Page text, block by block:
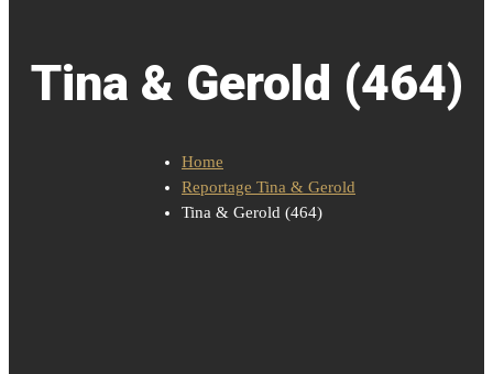
Tina & Gerold (464)
Home
Reportage Tina & Gerold
Tina & Gerold (464)